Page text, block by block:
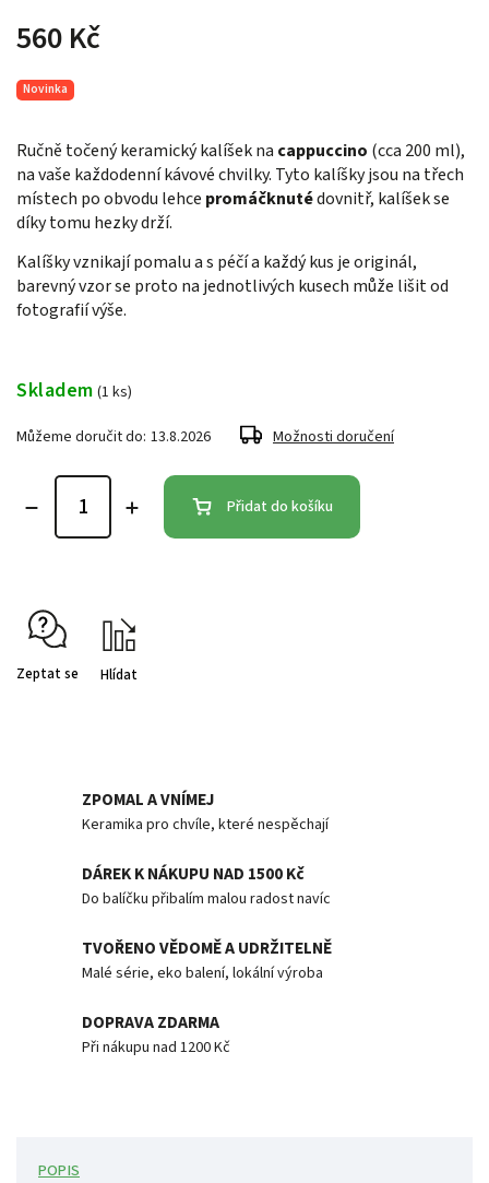
560 Kč
Ručně točený keramický kalíšek na cappuccino (cca 200 ml),
na vaše každodenní kávové chvilky. Tyto kalíšky jsou na třech
místech po obvodu lehce promáčknutédovnitř, kalíšek se
díky tomu hezky drží.
Kalíšky vznikají pomalu a s péčí a každý kus je originál,
barevný vzorse proto na jednotlivých kusech může lišit od
fotografií výše.
Novinka
Skladem (1 ks)
Můžeme doručit do: 13.8.2026 Možnosti doručení
Přidat do košíku
Zeptat se Hlídat
ZPOMAL A VNÍMEJ
Keramika pro chvíle, které nespěchají
DÁREK K NÁKUPU NAD 1500 Kč
Do balíčku přibalím malou radost navíc
TVOŘENO VĚDOMĚ A UDRŽITELNĚ
Malé série, eko balení, lokální výroba
DOPRAVA ZDARMA
Při nákupu nad 1200 Kč
POPIS